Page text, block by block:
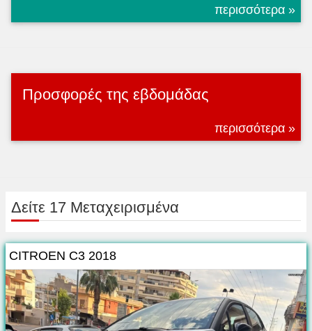
περισσότερα »
Προσφορές της εβδομάδας
περισσότερα »
Δείτε 17 Μεταχειρισμένα
CITROEN C3 2018